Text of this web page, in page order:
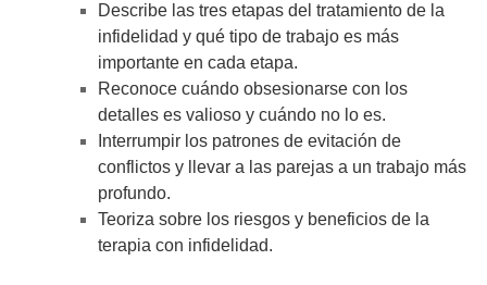
Describe las tres etapas del tratamiento de la
infidelidad y qué tipo de trabajo es más
importante en cada etapa.
Reconoce cuándo obsesionarse con los
detalles es valioso y cuándo no lo es.
Interrumpir los patrones de evitación de
conflictos y llevar a las parejas a un trabajo más
profundo.
Teoriza sobre los riesgos y beneficios de la
terapia con infidelidad.